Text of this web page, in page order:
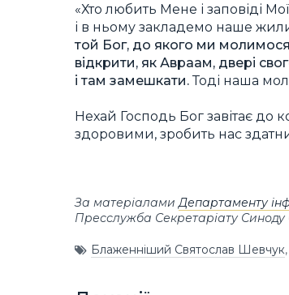
«Хто любить Мене і заповіді
і в ньому закладемо наше
той Бог, до якого ми
відкрити, як Авраам, двері
і там замешкати.Тоді наша
Нехай Господь Бог завітає
здоровими, зробить нас
За матеріаламиДепартаменту
Пресслужба Секретаріату Синоду
Блаженніший Святослав Шевчук,